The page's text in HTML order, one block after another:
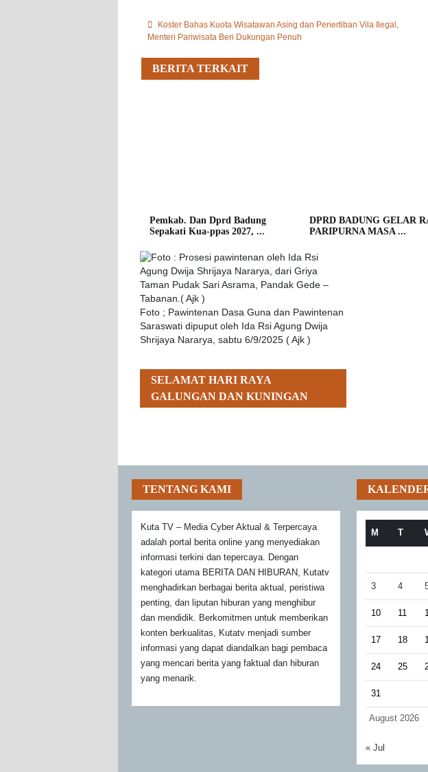
Koster Bahas Kuota Wisatawan Asing dan Penertiban Vila Ilegal,
Menteri Pariwisata Beri Dukungan Penuh
BERITA TERKAIT
Pemkab. Dan Dprd Badung
Sepakati Kua-ppas 2027, ...
DPRD BADUNG GELAR
PARIPURNA MASA ...
Foto ; Pawintenan Dasa Guna dan Pawintenan
Saraswati dipuput oleh Ida Rsi Agung Dwija
Shrijaya Nararya, sabtu 6/9/2025 ( Ajk )
SELAMAT HARI RAYA
GALUNGAN DAN KUNINGAN
TENTANG KAMI
Kuta TV – Media Cyber Aktual & Terpercaya
adalah portal berita online yang menyediakan
informasi terkini dan tepercaya. Dengan
kategori utama BERITA DAN HIBURAN, Kutatv
menghadirkan berbagai berita aktual, peristiwa
penting, dan liputan hiburan yang menghibur
dan mendidik. Berkomitmen untuk memberikan
konten berkualitas, Kutatv menjadi sumber
informasi yang dapat diandalkan bagi pembaca
yang mencari berita yang faktual dan hiburan
yang menarik.
August 2026
M T
3 4
10 11
17 18
24 25
31
« Jul